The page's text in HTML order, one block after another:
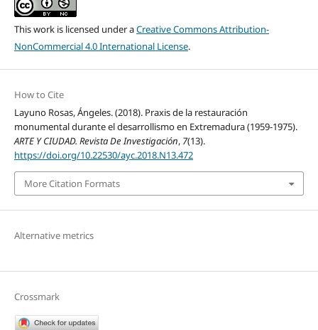
This work is licensed under aCreative Commons Attribution-
NonCommercial 4.0 International License.
How to Cite
Layuno Rosas, Ángeles. (2018). Praxis de la restauración
monumental durante el desarrollismo en Extremadura (1959-1975).
ARTE Y CIUDAD. Revista De Investigación, 7(13).
https://doi.org/10.22530/ayc.2018.N13.472
More Citation Formats
Alternative metrics
Crossmark